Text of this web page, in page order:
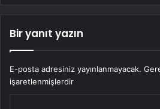
Bir yanıt yazın
E-posta adresiniz yayınlanmayacak.
işaretlenmişlerdir